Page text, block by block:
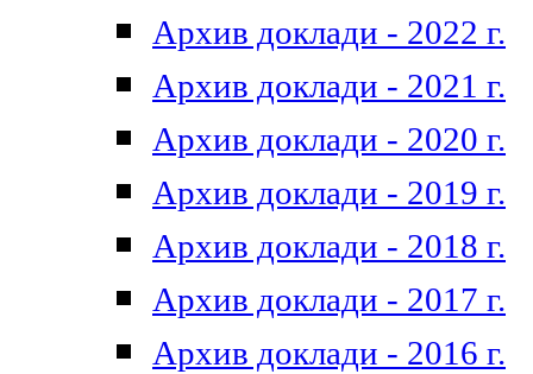
Архив доклади - 2022 г.
Архив доклади - 2021 г.
Архив доклади - 2020 г.
Архив доклади - 2019 г.
Архив доклади - 2018 г.
Архив доклади - 2017 г.
Архив доклади - 2016 г.